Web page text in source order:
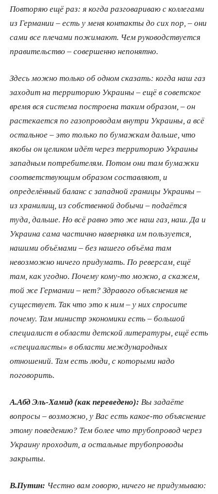
Повторяю ещё раз: я когда разговариваю с коллегами
из Германии – есть у меня контакты до сих пор, – они
сами все плечами пожимают. Чем руководствуется
правительство – совершенно непонятно.
Здесь можно только об одном сказать: когда наш газ
заходит на территорию Украины – ещё в советское
время вся система построена таким образом, – он
растекается по газопроводам внутри Украины, а всё
остальное – это только по бумажкам дальше, что
якобы он целиком идёт через территорию Украины
западным потребителям. Потом они там бумажки
соответствующим образом составляют, и
определённый баланс с западной границы Украины –
из хранилищ, из собственной добычи – подаётся
туда, дальше. Но всё равно это же наш газ, наш. Да и
Украина сама частично наверняка им пользуется,
нашими объёмами – без нашего объёма там
невозможно ничего придумать. По реверсам, ещё
там, как угодно. Почему кому-то можно, а скажем,
той же Германии – нет? Здравого объяснения не
существует. Так что это к ним – у них спросите
почему. Там министр экономики есть – большой
специалист в области детской литературы, ещё есть
«специалисты» в области международных
отношений. Там есть люди, с которыми надо
поговорить.
А.Абд Эль-Хамид (как переведено): Вы задаёте
вопросы – возможно, у Вас есть какое-то объяснение
этому поведению? Тем более что трубопровод через
Украину проходит, а остальные трубопроводы
закрыты.
В.Путин: Честно вам говорю, ничего не придумываю: